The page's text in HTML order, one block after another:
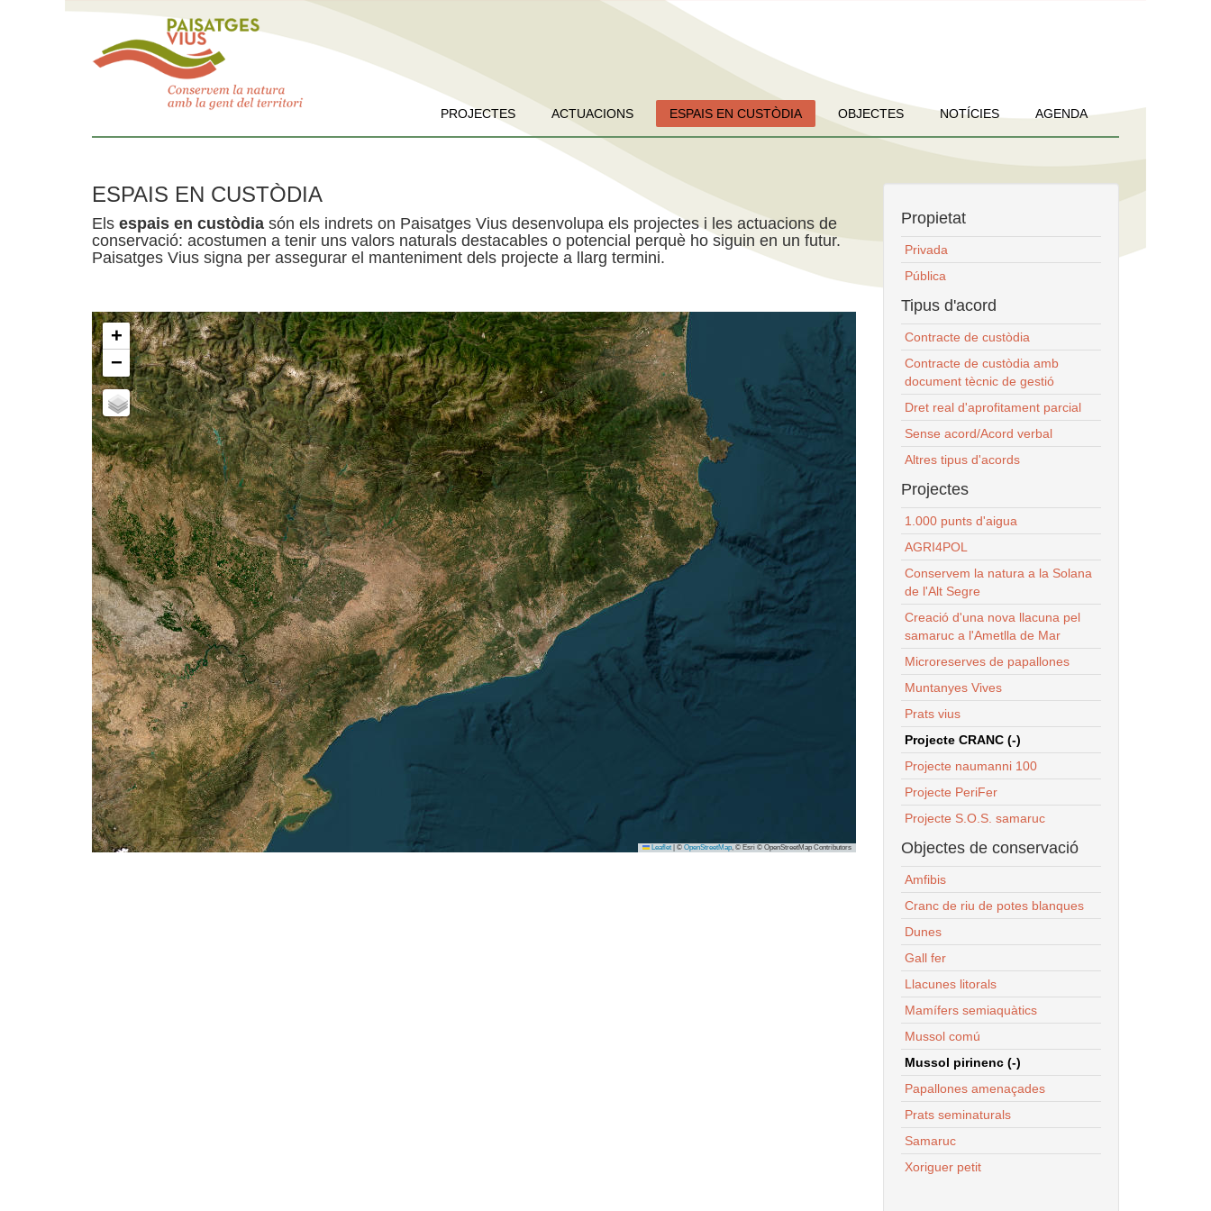
PROJECTES ACTUACIONS ESPAIS EN CUSTÒDIA OBJECTES NOTÍCIES AGENDA
ESPAIS EN CUSTÒDIA
Els espais en custòdia són els indrets on Paisatges Vius desenvolupa els projectes i les actuacions de
conservació: acostumen a tenir uns valors naturals destacables o potencial perquè ho siguin en un futur.
Paisatges Vius signa per assegurar el manteniment dels projecte a llarg termini.
+
−
Leaflet © OpenStreetMap, © Esri © OpenStreetMap Contributors
Propietat
Privada
Pública
Tipus d'acord
Contracte de custòdia
Contracte de custòdia amb
document tècnic de gestió
Dret real d'aprofitament parcial
Sense acord/Acord verbal
Altres tipus d'acords
Projectes
1.000 punts d'aigua
AGRI4POL
Conservem la natura a la Solana
de l'Alt Segre
Creació d'una nova llacuna pel
samaruc a l'Ametlla de Mar
Microreserves de papallones
Muntanyes Vives
Prats vius
Projecte CRANC (-)
Projecte naumanni 100
Projecte PeriFer
Projecte S.O.S. samaruc
Objectes de conservació
Amfibis
Cranc de riu de potes blanques
Dunes
Gall fer
Llacunes litorals
Mamífers semiaquàtics
Mussol comú
Mussol pirinenc (-)
Papallones amenaçades
Prats seminaturals
Samaruc
Xoriguer petit